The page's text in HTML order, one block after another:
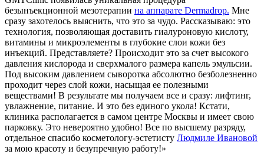
безынъекционной мезотерапии на аппарате Dermadrop. Мне
сразу захотелось выяснить, что это за чудо. Рассказываю: это
технология, позволяющая доставить гиалуроновую кислоту,
витамины и микроэлементы в глубокие слои кожи без
инъекций. Представляете? Происходит это за счет высокого
давления кислорода и сверхмалого размера капель эмульсии.
Под высоким давлением сыворотка абсолютно безболезненно
проходит через слой кожи, насыщая ее полезными
веществами! В результате мы получаем все и сразу: лифтинг,
увлажнение, питание. И это без единого укола! Кстати,
клиника располагается в самом центре Москвы и имеет свою
парковку. Это невероятно удобно! Все по высшему разряду,
отдельное спасибо косметологу-эстетисту Людмиле Ивановой
за мою красоту и безупречную работу!»